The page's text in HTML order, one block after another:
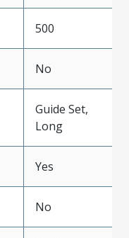
500
No
Guide Set,
Long
Yes
No